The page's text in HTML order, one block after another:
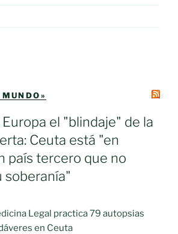
el "blindaje" de la
Ceuta está "en
país tercero que no
soberanía"
Legal practica 79 autopsias
en Ceuta